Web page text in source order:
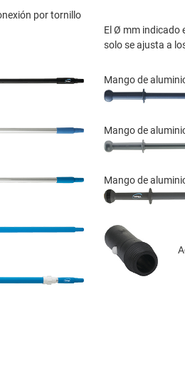
por tornillo
El Ø mm indicado
solo se ajusta a
Mango de
Mango de
Mango de